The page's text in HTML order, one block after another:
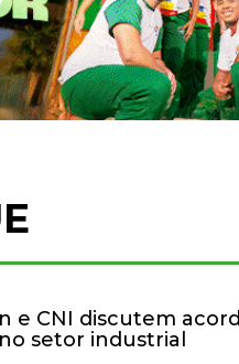
e CNI discutem
setor industrial